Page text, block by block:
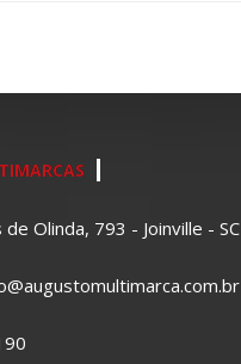
Olinda, 793 - Joinville - SC